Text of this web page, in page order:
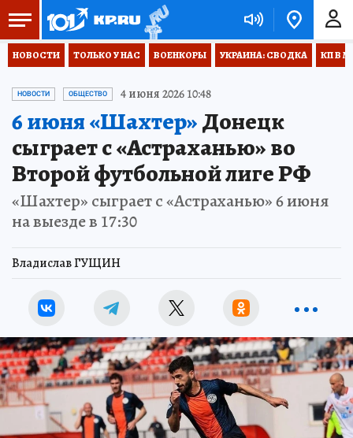
НОВОСТИ ТОЛЬКО У НАС ВОЕНКОРЫ УКРАИНА: СВОДКА КП В
НОВОСТИ ОБЩЕСТВО 4 июня 2026 10:48
6 июня «Шахтер»Донецк
сыграет с «Астраханью» во
Второй футбольной лиге РФ
«Шахтер» сыграет с «Астраханью» 6 июня
на выезде в 17:30
Владислав ГУЩИН